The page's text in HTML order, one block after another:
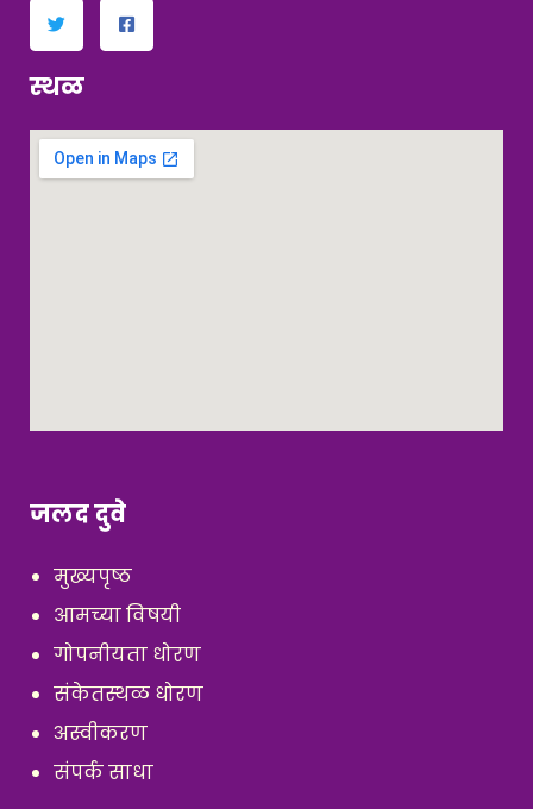
स्थळ
जलद दुवे
मुख्यपृष्ठ
आमच्या विषयी
गोपनीयता धोरण
संकेतस्थळ धोरण
अस्वीकरण
संपर्क साधा